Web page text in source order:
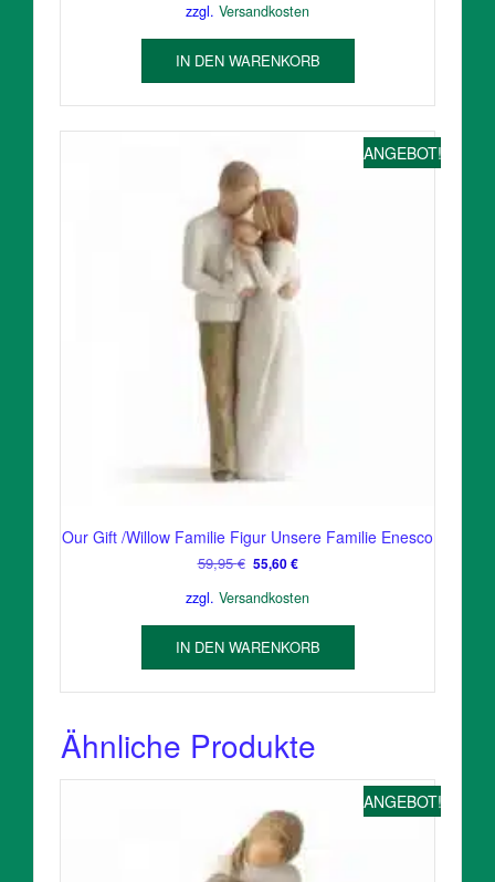
war:
49,95 €
ist:
45,30 €.
zzgl. Versandkosten
IN DEN WARENKORB
ANGEBOT!
Our Gift /Willow Familie Figur Unsere Familie Enesco
59,95€ Ursprünglicher
war:
59,95 €
55,60€Aktueller
ist:
55,60 €.
zzgl. Versandkosten
IN DEN WARENKORB
Ähnliche Produkte
ANGEBOT!